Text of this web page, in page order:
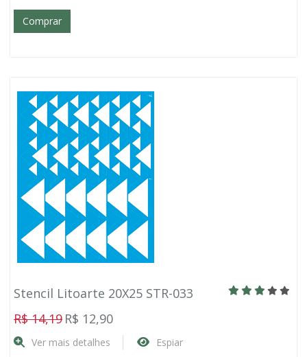
Comprar
Stencil Litoarte 20X25 STR-033
R$ 14,19 R$ 12,90
Ver mais detalhes Espiar